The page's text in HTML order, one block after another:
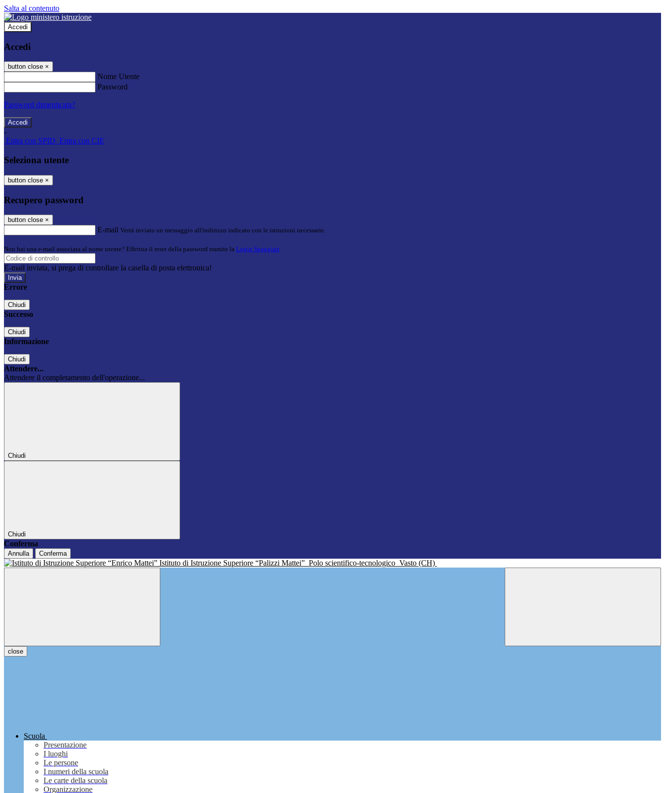
Salta al contenuto
Accedi
Accedi
button close ×
Nome Utente
Password
Password dimenticata?
-
Entra con SPID Entra con CIE
Seleziona utente
button close ×
Recupero password
button close ×
E-mail Verrà inviato un messaggio all'indirizzo indicato con le istruzioni necessarie.
Non hai una e-mail associata al nome utente? Effettua il reset della password tramite la Login Spaggiari
E-mail inviata, si prega di controllare la casella di posta elettronica!
Errore
Chiudi
Successo
Chiudi
Informazione
Chiudi
Attendere...
Attendere il completamento dell'operazione...
Chiudi
Chiudi
Conferma
Annulla Conferma
Istituto di Istruzione Superiore “Palizzi Mattei” Polo scientifico-tecnologico Vasto (CH)
close
Scuola
Presentazione
I luoghi
Le persone
I numeri della scuola
Le carte della scuola
Organizzazione